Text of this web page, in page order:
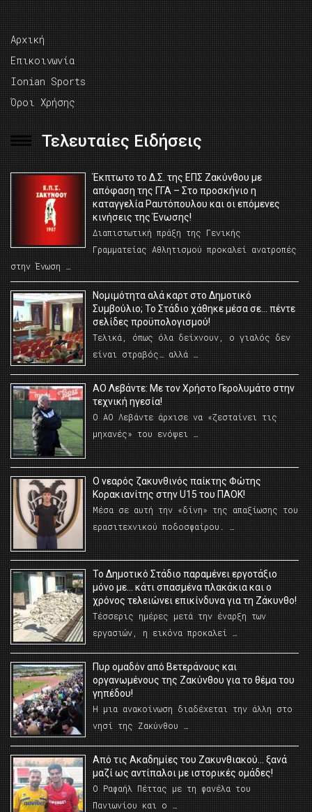
Αρχική
Επικοινωνία
Ionian Sports
Όροι Χρήσης
Τελευταίες Ειδήσεις
Έκπτωτο το Δ.Σ. της ΕΠΣ Ζακύνθου με
απόφαση της ΓΓΑ – Στο προσκήνιο η
καταγγελία Ραυτόπουλου και οι επόμενες
κινήσεις της Ένωσης!
Διαπιστωτική πράξη της Γενικής
Γραμματείας Αθλητισμού προκαλεί ανατροπές
στην Ένωση …
Νομιμότητα αλά καρτ στο Δημοτικό
Συμβούλιο; Το Στάδιο χάθηκε μέσα σε… πέντε
σελίδες προϋπολογισμού!
Τελικά, όπως όλα δείχνουν, ο γιαλός δεν
είναι στραβός… αλλά …
ΑΟ Λεβάντε: Με τον Χρήστο Γερολυμάτο στην
τεχνική ηγεσία!
Ο ΑΟ Λεβάντε άρχισε να «ζεσταίνει τις
μηχανές» του ενόψει …
O νεαρός ζακυνθινός παίκτης Φώτης
Κορακιανίτης στην U15 του ΠΑΟΚ!
Μέσα σε αυτή την «δίνη» της απαξίωσης του
ερασιτεχνικού ποδοσφαίρου. …
Το Δημοτικό Στάδιο παραμένει εργοτάξιο
μόνο με… κάτι σπασμένα πλακάκια και ο
χρόνος τελειώνει επικίνδυνα για τη Ζάκυνθο!
Τέσσερις ημέρες μετά την έναρξη των
εργασιών, η εικόνα προκαλεί …
Πυρ ομαδόν από Βετεράνους και
οργανωμένους της Ζακύνθου για το θέμα του
γηπέδου!
Η μια ανακοίνωση διαδέχεται την άλλη στο
νησί της Ζακύνθου …
Από τις Ακαδημίες του Ζακυνθιακού… ξανά
μαζί ως αντίπαλοι με ιστορικές ομάδες!
Ο Ραφαήλ Πέττας με τη φανέλα του
Πανιωνίου και ο …